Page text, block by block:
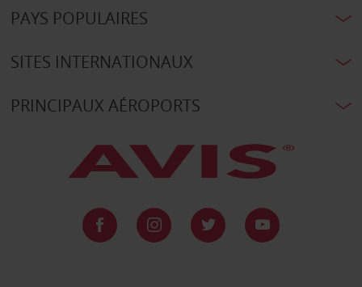
PAYS POPULAIRES
SITES INTERNATIONAUX
PRINCIPAUX AÉROPORTS